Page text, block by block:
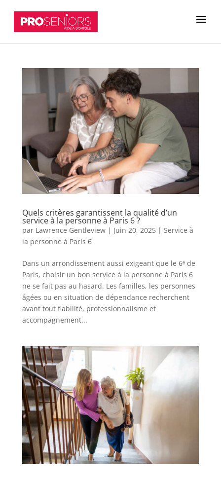
Quels critères garantissent la qualité d’un
service à la personne à Paris 6 ?
par Lawrence Gentleview| Juin 20, 2025| Service à
la personne à Paris 6
Dans un arrondissement aussi exigeant que le 6ᵉ de
Paris, choisir un bon service à la personne à Paris 6
ne se fait pas au hasard. Les familles, les personnes
âgées ou en situation de dépendance recherchent
avant tout fiabilité, professionnalisme et
accompagnement...